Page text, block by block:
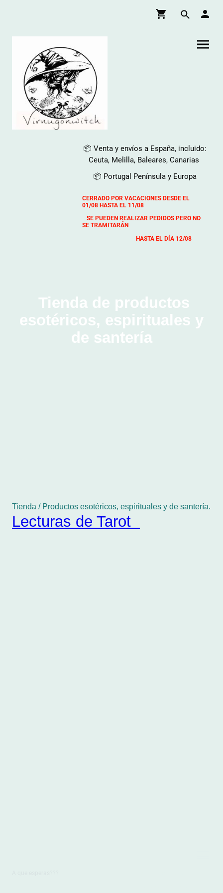
📦 Venta y envíos a España, incluido:
Ceuta, Melilla, Baleares, Canarias
📦 Portugal Península y Europa
CERRADO POR VACACIONES DESDE EL
01/08 HASTA EL 11/08
SE PUEDEN REALIZAR PEDIDOS PERO NO
SE TRAMITARÁN
HASTA EL DÍA 12/08
Tienda de productos
esotéricos, espirituales y
de santería
Tienda / Productos esotéricos, espirituales y de santería.
Lecturas de Tarot